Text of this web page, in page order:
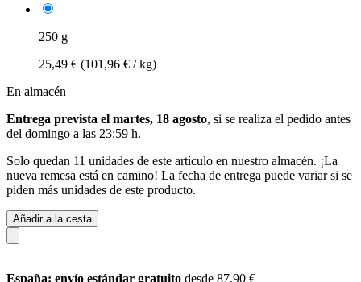
250 g
25,49 € (101,96 € / kg)
En almacén
Entrega prevista el martes, 18 agosto, si se realiza el pedido antes
del domingo a las 23:59 h.
Solo quedan 11 unidades de este artículo en nuestro almacén. ¡La
nueva remesa está en camino! La fecha de entrega puede variar si se
piden más unidades de este producto.
Añadir a la cesta
España: envío estándar gratuito desde 87,90 €